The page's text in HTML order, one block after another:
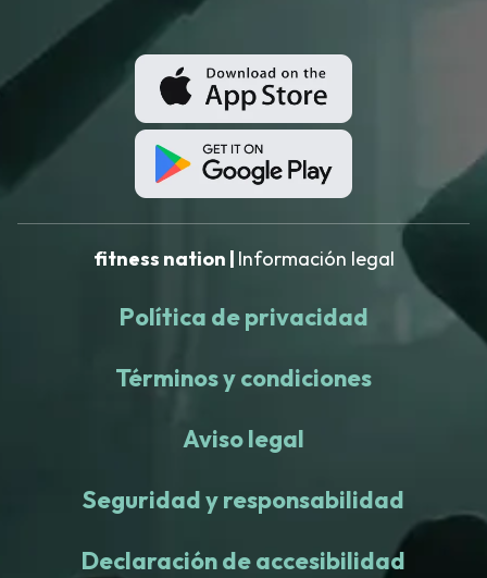
fitness nation | Información legal
Política de privacidad
Términos y condiciones
Aviso legal
Seguridad y responsabilidad
Declaración de accesibilidad